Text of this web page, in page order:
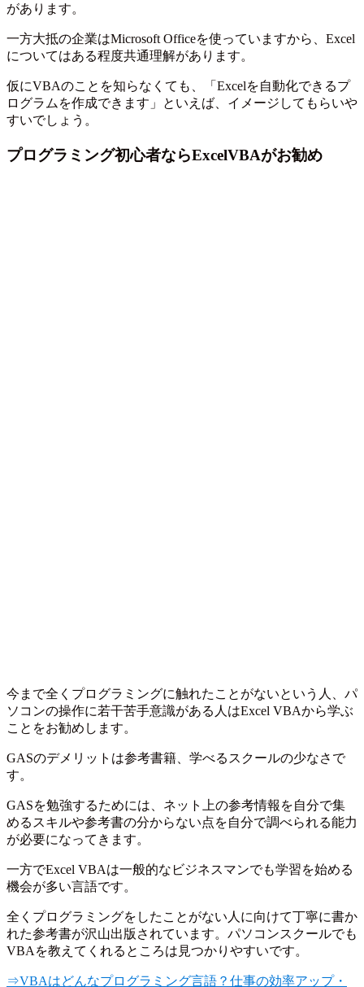
があります。
一方大抵の企業はMicrosoft Officeを使っていますから、Excel
についてはある程度共通理解があります。
仮にVBAのことを知らなくても、「Excelを自動化できるプ
ログラムを作成できます」といえば、イメージしてもらいや
すいでしょう。
プログラミング初心者ならExcelVBAがお勧め
今まで全くプログラミングに触れたことがないという人、パ
ソコンの操作に若干苦手意識がある人はExcel VBAから学ぶ
ことをお勧めします。
GASのデメリットは参考書籍、学べるスクールの少なさで
す。
GASを勉強するためには、ネット上の参考情報を自分で集
めるスキルや参考書の分からない点を自分で調べられる能力
が必要になってきます。
一方でExcel VBAは一般的なビジネスマンでも学習を始める
機会が多い言語です。
全くプログラミングをしたことがない人に向けて丁寧に書か
れた参考書が沢山出版されています。パソコンスクールでも
VBAを教えてくれるところは見つかりやすいです。
⇒VBAはどんなプログラミング言語？仕事の効率アップ・